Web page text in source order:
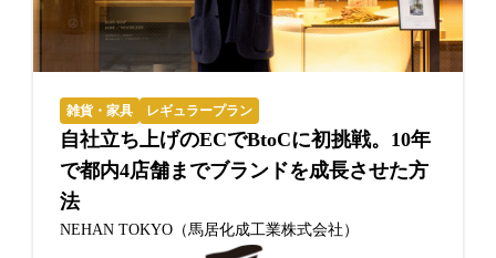
雑貨・家具 レギュラープラン
自社立ち上げのECでBtoCに初挑戦。10年
で都内4店舗までブランドを成長させた方
法
NEHAN TOKYO（馬居化成工業株式会社）